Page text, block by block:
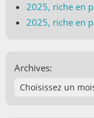
2025, riche en
2025, riche en
Archives: